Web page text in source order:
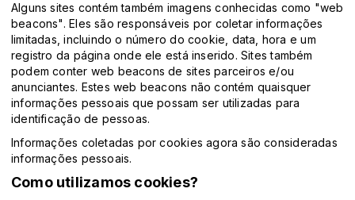
Alguns sites contém também imagens conhecidas como "web
beacons". Eles são responsáveis por coletar informações
limitadas, incluindo o número do cookie, data, hora e um
registro da página onde ele está inserido. Sites também
podem conter web beacons de sites parceiros e/ou
anunciantes. Estes web beacons não contém quaisquer
informações pessoais que possam ser utilizadas para
identificação de pessoas.
Informações coletadas por cookies agora são consideradas
informações pessoais.
Como utilizamos cookies?